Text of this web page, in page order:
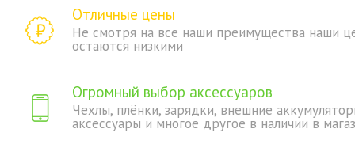
Отличные цены
Не смотря на все наши преимущества наши
остаются низкими
Огромный выбор аксессуаров
Чехлы, плёнки, зарядки, внешние
аксессуары и многое другое в наличии в